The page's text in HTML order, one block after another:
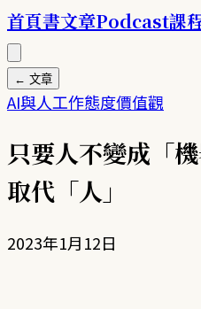
首頁書文章Podcast課
← 文章
AI與人工作態度價值觀
只要人不變成「
取代「人」
2023年1月12日